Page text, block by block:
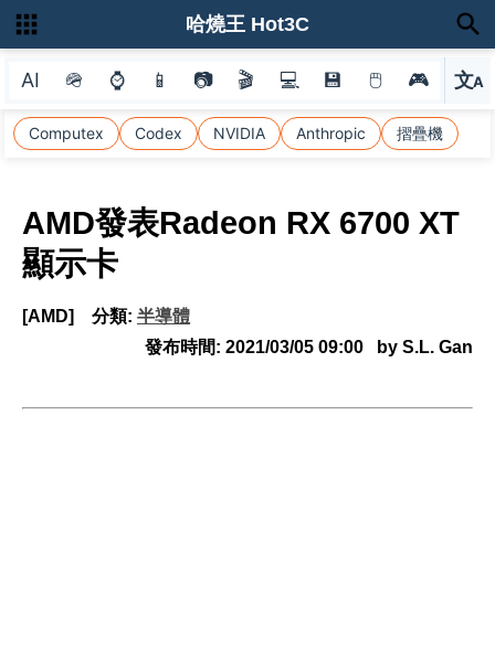
AI 🪖 ⌚ 📱 📷 🎬 💻 💾 🖱 🎮 文A
選
Computex Codex NVIDIA Anthropic 摺疊機
哈燒王 Hot3C
AMD發表Radeon RX 6700 XT
顯示卡
[AMD] 分類: 半導體
發布時間: 2021/03/05 09:00 by S.L. Gan